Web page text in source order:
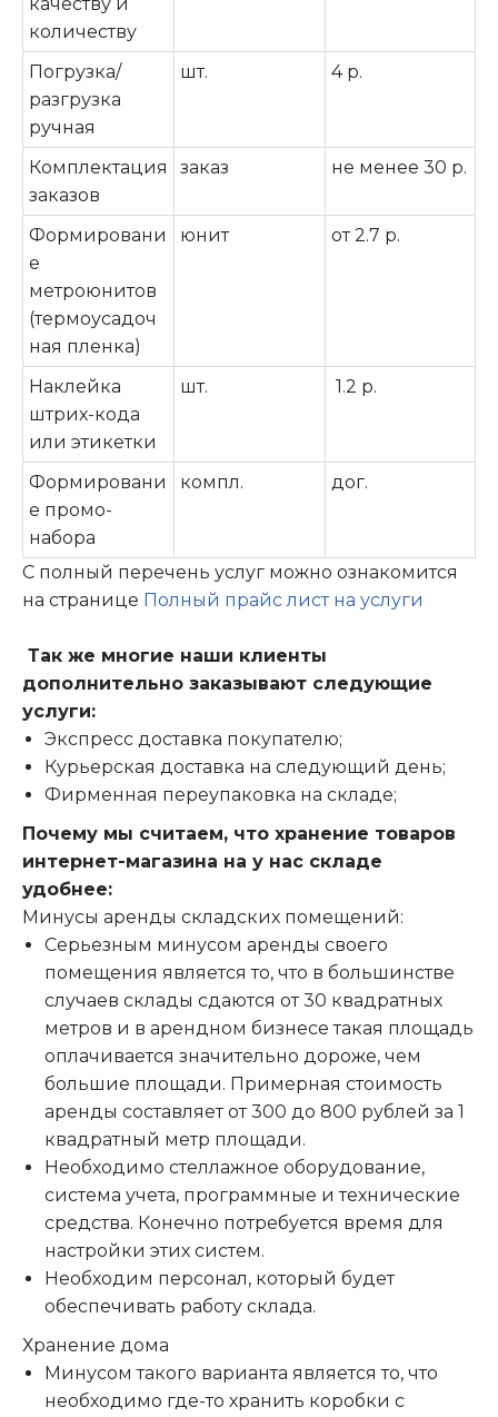
качеству и
количеству
Погрузка/
разгрузка
ручная
шт. 4 р.
Комплектация
заказов
заказ не менее 30 р.
Формировани
е
метроюнитов
(термоусадоч
ная пленка)
юнит от 2.7 р.
Наклейка
штрих-кода
или этикетки
шт. 1.2 р.
Формировани
е промо-
набора
компл. дог.
С полный перечень услуг можно ознакомится
на странице Полный прайс лист на услуги
Так же многие наши клиенты
дополнительно заказывают следующие
услуги:
Экспресс доставка покупателю;
Курьерская доставка на следующий день;
Фирменная переупаковка на складе;
Почему мы считаем, что хранение товаров
интернет-магазина на у нас складе
удобнее:
Минусы аренды складских помещений:
Серьезным минусом аренды своего
помещения является то, что в большинстве
случаев склады сдаются от 30 квадратных
метров и в арендном бизнесе такая площадь
оплачивается значительно дороже, чем
большие площади. Примерная стоимость
аренды составляет от 300 до 800 рублей за 1
квадратный метр площади.
Необходимо стеллажное оборудование,
система учета, программные и технические
средства. Конечно потребуется время для
настройки этих систем.
Необходим персонал, который будет
обеспечивать работу склада.
Хранение дома
Минусом такого варианта является то, что
необходимо где-то хранить коробки с